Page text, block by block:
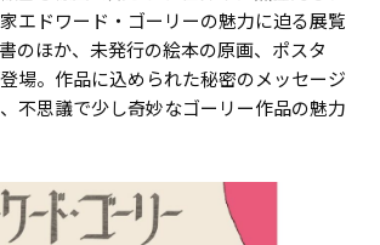
エドワード・ゴーリーの魅力に迫る展覧
のほか、未発行の絵本の原画、ポスタ
場。作品に込められた秘密のメッセージ
不思議で少し奇妙なゴーリー作品の魅力